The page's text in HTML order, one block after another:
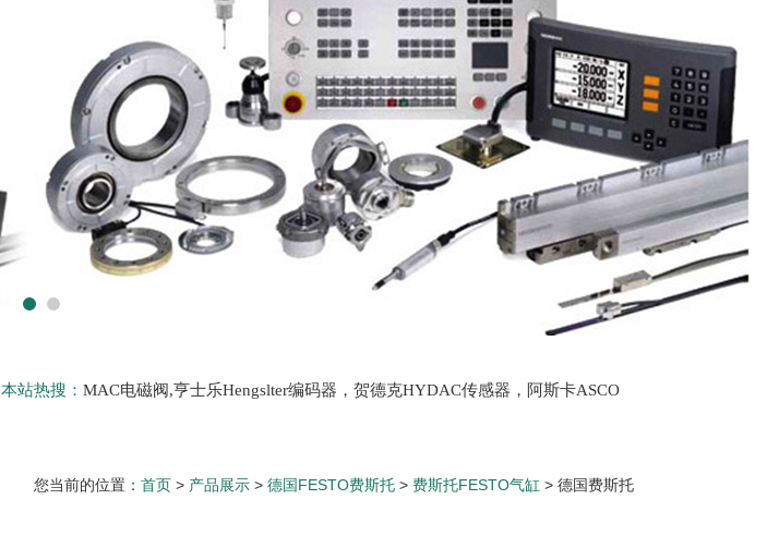
本站热搜： MAC电磁阀,亨士乐Hengslter编码器，贺德克HYDAC传感器，阿斯卡ASCO
您当前的位置： 首页 > 产品展示 > 德国FESTO费斯托 > 费斯托FESTO气缸 > 德国费斯托